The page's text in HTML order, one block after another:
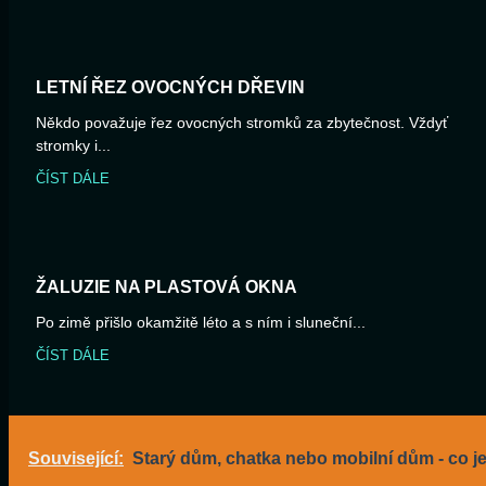
LETNÍ ŘEZ OVOCNÝCH DŘEVIN
Někdo považuje řez ovocných stromků za zbytečnost. Vždyť
stromky i...
ČÍST DÁLE
ŽALUZIE NA PLASTOVÁ OKNA
Po zimě přišlo okamžitě léto a s ním i sluneční...
ČÍST DÁLE
Související: Starý dům, chatka nebo mobilní dům - co